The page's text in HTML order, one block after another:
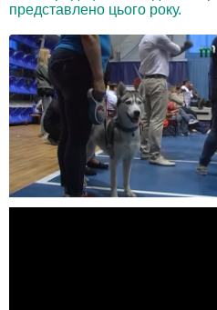
представлено цього року.